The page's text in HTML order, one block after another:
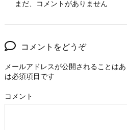
まだ、コメントがありません
コメントをどうぞ
メールアドレスが公開されることはあ
は必須項目です
コメント